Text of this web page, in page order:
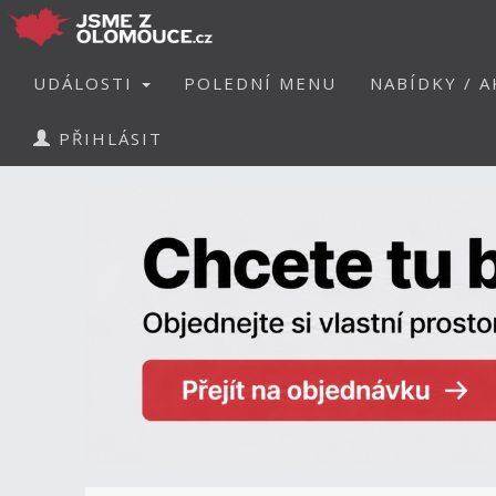
UDÁLOSTI POLEDNÍ MENU NABÍDKY /
PŘIHLÁSIT